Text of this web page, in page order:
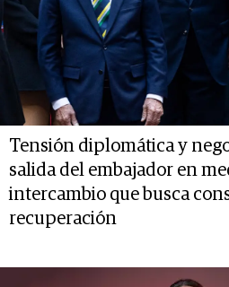
Tensión diplomática y
salida del embajador en
intercambio que busca
recuperación